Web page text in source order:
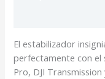
El estabilizador
perfectamente con el
Pro, DJI